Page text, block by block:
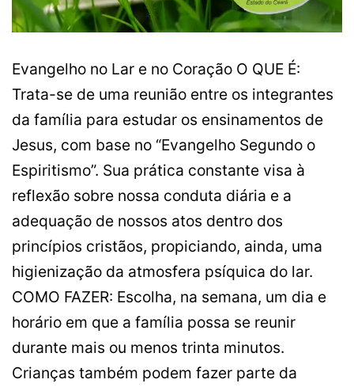
Evangelho no Lar e no Coração O QUE É:
Trata-se de uma reunião entre os integrantes
da família para estudar os ensinamentos de
Jesus, com base no “Evangelho Segundo o
Espiritismo”. Sua prática constante visa à
reflexão sobre nossa conduta diária e a
adequação de nossos atos dentro dos
princípios cristãos, propiciando, ainda, uma
higienização da atmosfera psíquica do lar.
COMO FAZER: Escolha, na semana, um dia e
horário em que a família possa se reunir
durante mais ou menos trinta minutos.
Crianças também podem fazer parte da